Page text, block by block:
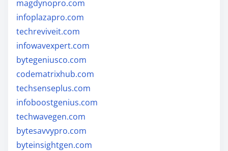
magdynopro.com
infoplazapro.com
techreviveit.com
infowavexpert.com
bytegeniusco.com
codematrixhub.com
techsenseplus.com
infoboostgenius.com
techwavegen.com
bytesavvypro.com
byteinsightgen.com